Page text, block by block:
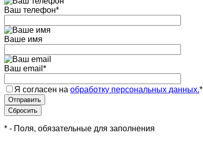
Ваш телефон*
Ваше имя
Ваш email *
Я согласен на обработку персональных данных.*
* - Поля, обязательные для заполнения